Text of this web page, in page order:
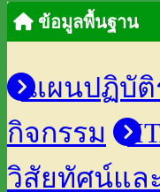
ข้อมูลพื้นฐาน
แผนปฏิบัติ
กิจกรรม
วิสัยทัศน์แล